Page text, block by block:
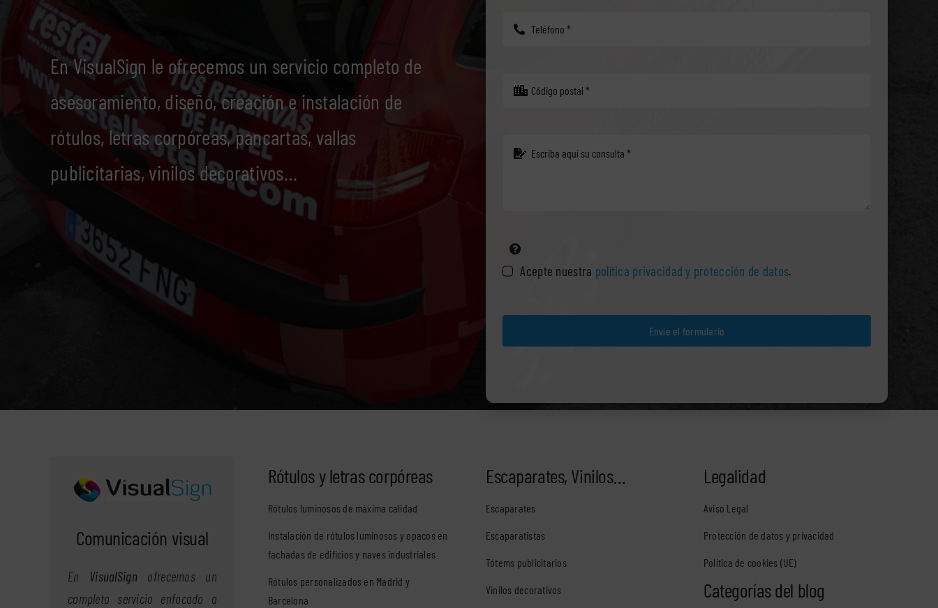
En VisualSign le ofrecemos un servicio completo de
asesoramiento, diseño, creación e instalación de
rótulos, letras corpóreas, pancartas, vallas
publicitarias, vinilos decorativos…
Acepte nuestra política privacidad y protección de datos.
Envíe el formulario
Comunicación visual
En VisualSign ofrecemos un
completo servicio enfocado a
Rótulos y letras corpóreas
Rótulos luminosos de máxima calidad
Instalación de rótulos luminosos y opacos en
fachadas de edificios y naves industriales
Rótulos personalizados en Madrid y
Barcelona
Escaparates, Vinilos…
Escaparates
Escaparatistas
Tótems publicitarios
Vinilos decorativos
Legalidad
Aviso Legal
Protección de datos y privacidad
Política de cookies (UE)
Categorías del blog